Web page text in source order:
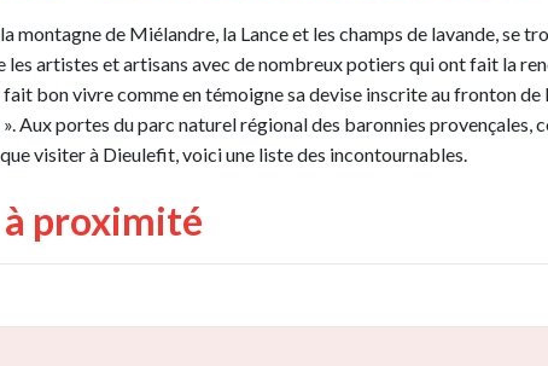
montagne de Miélandre, la Lance et les champs de lavande, se
artistes et artisans avec de nombreux potiers qui ont fait la
bon vivre comme en témoigne sa devise inscrite au fronton de
». Aux portes du parc naturel régional des baronnies
visiter à Dieulefit, voici une liste des incontournables.
proximité